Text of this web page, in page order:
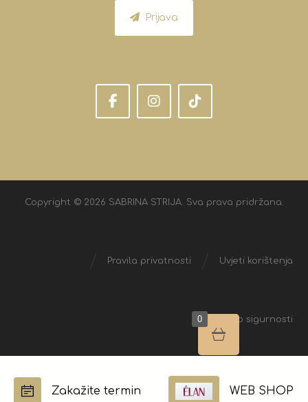
Prijava
Copyright © 2026 SABRINA STRIJA. Sva prava pridržana.
Uvjeti korištenja
Pravila privatnosti
Izjava o sigurnosti
Zakažite termin WEB SHOP
0